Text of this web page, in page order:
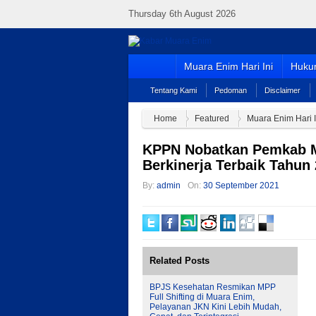
Thursday 6th August 2026
Muara Enim Hari Ini
Tentang Kami Pedoman Disclaimer
Home Featured Muara Enim Hari
KPPN Nobatkan
Berkinerja Terbaik Tahun
By: admin On: 30 September 2021
Related Posts
BPJS Kesehatan Resmikan MPP
Full Shifting di Muara Enim,
Pelayanan JKN Kini Lebih Mudah,